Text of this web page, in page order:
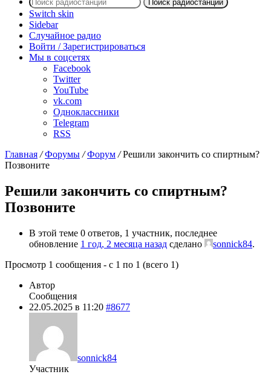
Поиск радиостанций
Switch skin
Sidebar
Случайное радио
Войти / Зарегистрироваться
Мы в соцсетях
Facebook
Twitter
YouTube
vk.com
Одноклассники
Telegram
RSS
Главная / Форумы / Форум / Решили закончить со спиртным?
Позвоните
Решили закончить со спиртным?
Позвоните
В этой теме 0 ответов, 1 участник, последнее
обновление 1 год, 2 месяца назад сделано sonnick84.
Просмотр 1 сообщения - с 1 по 1 (всего 1)
Автор
Сообщения
22.05.2025 в 11:20 #8677
sonnick84
Участник